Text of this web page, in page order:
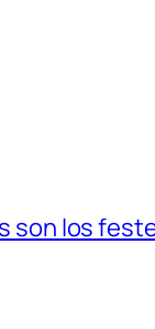
son los